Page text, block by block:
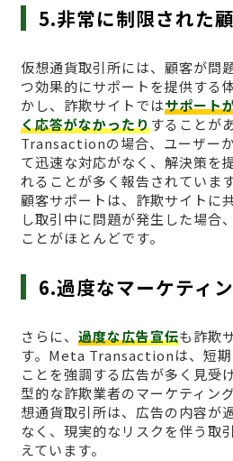
5.非常に制限された
仮想通貨取引所には、顧客が問
つ効果的にサポートを提供する
かし、詐欺サイトではサポート
く応答がなかったりすることが
Transactionの場合、ユーザー
て迅速な対応がなく、解決策を
れることが多く報告されていま
顧客サポートは、詐欺サイトに
し取引中に問題が発生した場合
ことがほとんどです。
6.過度なマーケティ
さらに、 過度な広告宣伝も詐欺
す。Meta Transactionは、短期
ことを強調する広告が多く見受
型的な詐欺業者のマーケティン
想通貨取引所は、広告の内容が
なく、現実的なリスクを伴う取
えています。